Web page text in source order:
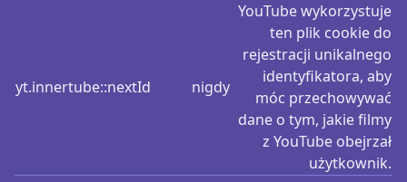
yt.innertube::nextId nigdy
YouTube wykorzystuje
ten plik cookie do
rejestracji unikalnego
identyfikatora, aby
móc przechowywać
dane o tym, jakie filmy
z YouTube obejrzał
użytkownik.